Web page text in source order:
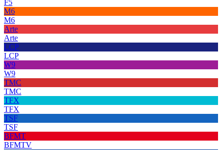
F5
M6
M6
Arte
Arte
LCP
LCP
W9
W9
TMC
TMC
TFX
TFX
TSF
TSF
BFMT
BFMTV